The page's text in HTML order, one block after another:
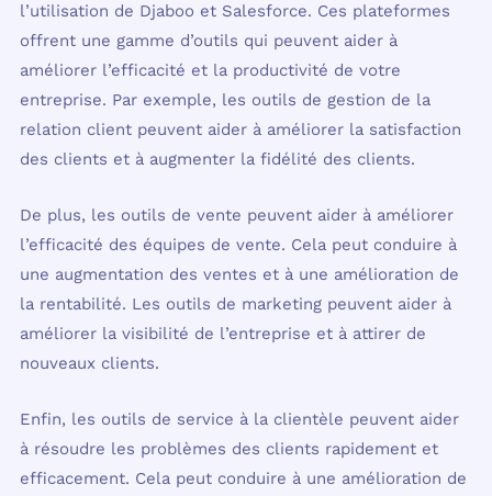
l’utilisation de Djaboo et Salesforce. Ces plateformes
offrent une gamme d’outils qui peuvent aider à
améliorer l’efficacité et la productivité de votre
entreprise. Par exemple, les outils de gestion de la
relation client peuvent aider à améliorer la satisfaction
des clients et à augmenter la fidélité des clients.
De plus, les outils de vente peuvent aider à améliorer
l’efficacité des équipes de vente. Cela peut conduire à
une augmentation des ventes et à une amélioration de
la rentabilité. Les outils de marketing peuvent aider à
améliorer la visibilité de l’entreprise et à attirer de
nouveaux clients.
Enfin, les outils de service à la clientèle peuvent aider
à résoudre les problèmes des clients rapidement et
efficacement. Cela peut conduire à une amélioration de